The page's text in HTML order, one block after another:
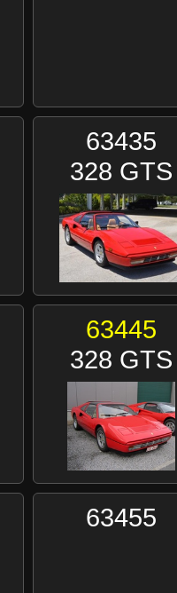
63435
328 GTS
63445
328 GTS
63455